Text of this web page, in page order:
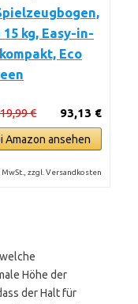
kg, Easy-in-
Eco
93,13 €
€
Amazon ansehen
MwSt., zzgl. Versandkosten
Höhe der
der Halt für